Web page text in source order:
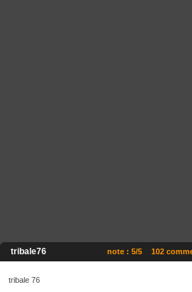
tribale76 102
note : 5/5
tribale 76